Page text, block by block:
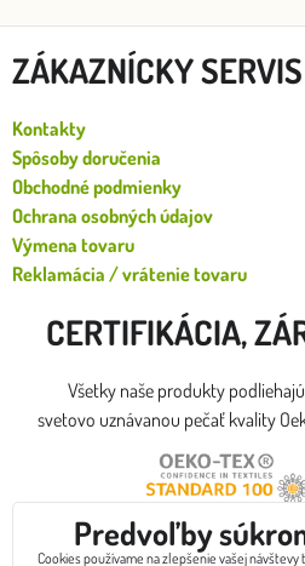
ZÁKAZNÍCKY SERVIS
Kontakty
Spôsoby doručenia
Obchodné podmienky
Ochrana osobných údajov
Výmena tovaru
Reklamácia / vrátenie tovaru
CERTIFIKÁCIA,
Všetky naše produkty
svetovo uznávanou pečať kvality
certifikáty
Predvoľby
Cookies používame na zlepšenie vašej